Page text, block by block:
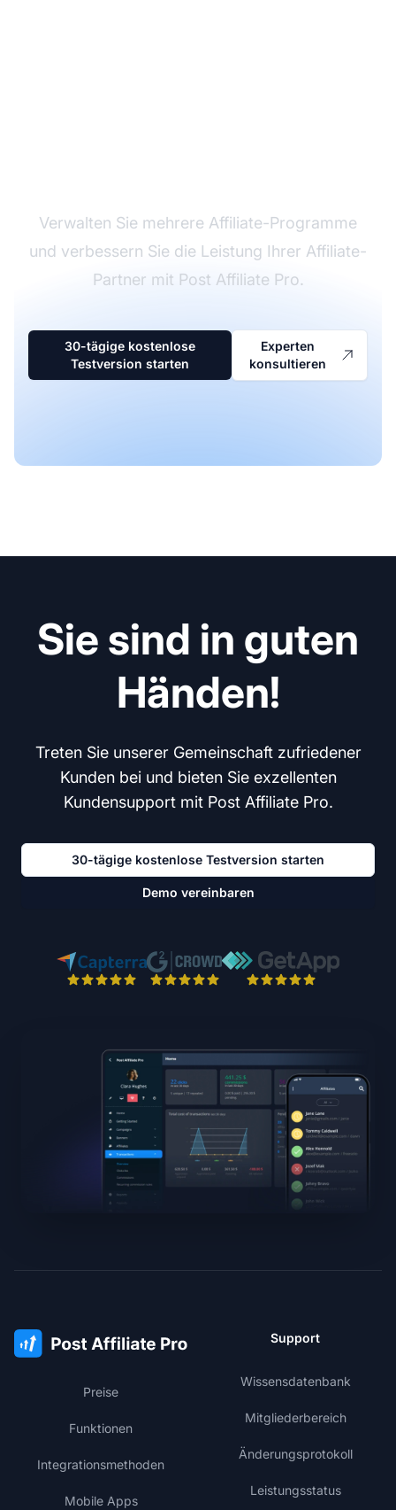
Verwalten Sie mehrere Affiliate-Programme
und verbessern Sie die Leistung Ihrer Affiliate-
Partner mit Post Affiliate Pro.
30-tägige kostenlose
Testversion starten
Experten
konsultieren
Sie sind in guten
Händen!
Treten Sie unserer Gemeinschaft zufriedener
Kunden bei und bieten Sie exzellenten
Kundensupport mit Post Affiliate Pro.
30-tägige kostenlose Testversion starten
Demo vereinbaren
Preise
Funktionen
Integrationsmethoden
Mobile Apps
Support
Wissensdatenbank
Mitgliederbereich
Änderungsprotokoll
Leistungsstatus